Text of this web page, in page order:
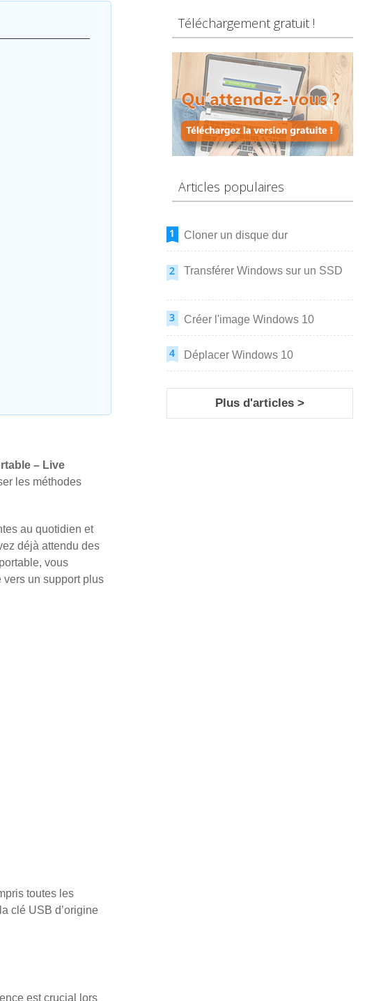
– Live
les méthodes
au quotidien et
déjà attendu des
vous
vers un support plus
toutes les
clé USB d’origine
est crucial lors
Téléchargement gratuit !
Articles populaires
Cloner un disque dur
Transférer Windows sur un SSD
Créer l'image Windows 10
Déplacer Windows 10
Plus d'articles >